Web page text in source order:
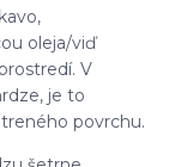
oleja/viď
V
je to
povrchu.